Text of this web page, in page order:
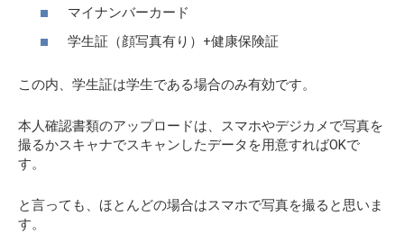
マイナンバーカード
学生証（顔写真有り）+健康保険証
この内、学生証は学生である場合のみ有効です。
本人確認書類のアップロードは、スマホやデジカメで写真を
撮るかスキャナでスキャンしたデータを用意すればOKで
す。
と言っても、ほとんどの場合はスマホで写真を撮ると思いま
す。